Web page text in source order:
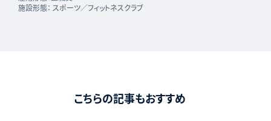
施設形態： スポーツ／フィットネスクラブ
こちらの記事もおすすめ